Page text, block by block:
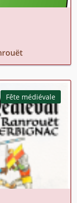
Fête médiévale